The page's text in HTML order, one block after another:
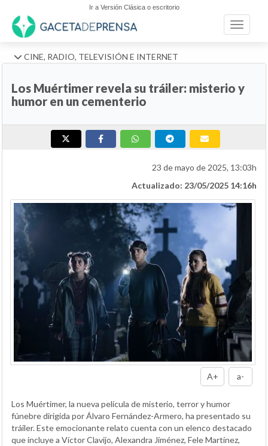
Ir a Versión Clásica o escritorio
Toggle
CINE, RADIO, TELEVISIÓN E INTERNET
Los Muértimer revela su tráiler: misterio y
humor en un cementerio
23 de mayo de 2025, 13:03h
Actualizado: 23/05/2025 14:16h
A+ a-
Los Muértimer, la nueva película de misterio, terror y humor
fúnebre dirigida por Álvaro Fernández-Armero, ha presentado su
tráiler. Este emocionante relato cuenta con un elenco destacado
que incluye a Víctor Clavijo, Alexandra Jiménez, Fele Martínez,